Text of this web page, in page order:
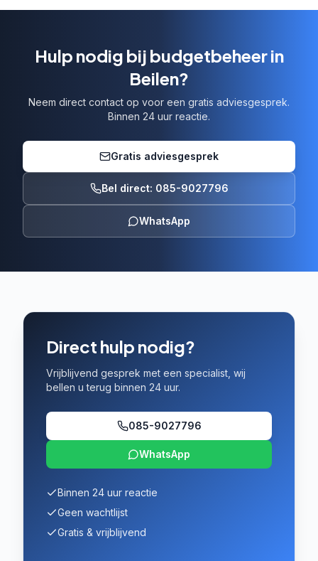
Hulp nodig bij budgetbeheer in
Beilen?
Neem direct contact op voor een gratis adviesgesprek.
Binnen 24 uur reactie.
Gratis adviesgesprek
Bel direct: 085-9027796
WhatsApp
Direct hulp nodig?
Vrijblijvend gesprek met een specialist, wij
bellen u terug binnen 24 uur.
085-9027796
WhatsApp
Binnen 24 uur reactie
Geen wachtlijst
Gratis & vrijblijvend